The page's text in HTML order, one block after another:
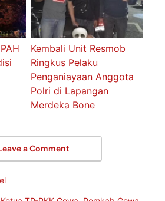
Kembali Unit Resmob
Ringkus Pelaku
Penganiayaan Anggota
Polri di Lapangan
Merdeka Bone
a Comment